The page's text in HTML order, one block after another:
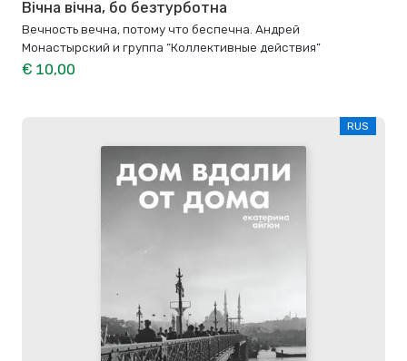
Вічна вічна, бо безтурботна
Вечность вечна, потому что беспечна. Андрей
Монастырский и группа “Коллективные действия”
€ 10,00
RUS